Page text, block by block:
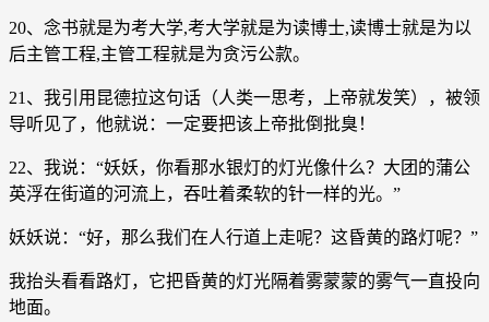
20、念书就是为考大学,考大学就是为读博士,读博士就是为以
后主管工程,主管工程就是为贪污公款。
21、我引用昆德拉这句话（人类一思考，上帝就发笑），被领
导听见了，他就说：一定要把该上帝批倒批臭！
22、我说：“妖妖，你看那水银灯的灯光像什么？大团的蒲公
英浮在街道的河流上，吞吐着柔软的针一样的光。”
妖妖说：“好，那么我们在人行道上走呢？这昏黄的路灯呢？”
我抬头看看路灯，它把昏黄的灯光隔着雾蒙蒙的雾气一直投向
地面。